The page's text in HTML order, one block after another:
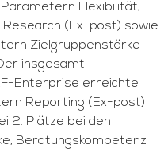
Flexibilität,
(Ex-post) sowie
Zielgruppenstärke
insgesamt
Enterprise erreichte
Reporting (Ex-post)
2. Plätze bei den
Beratungskompetenz